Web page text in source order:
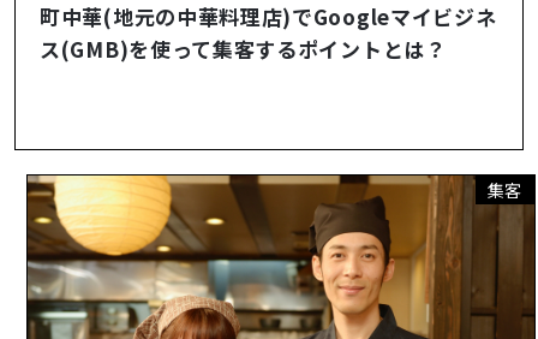
町中華(地元の中華料理店)でGoogleマイビジネ
ス(GMB)を使って集客するポイントとは？
集客